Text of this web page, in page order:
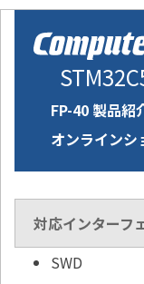
FP-40 製品紹
オンラインシ
対応インターフ
SWD